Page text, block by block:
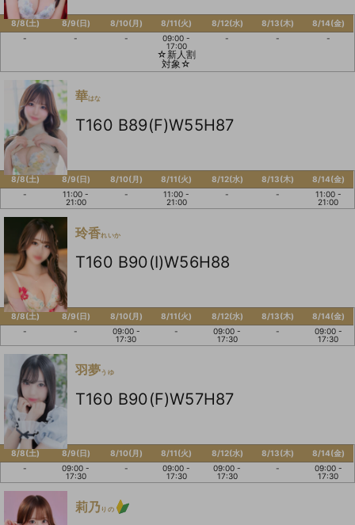
8/8(土)
-
8/9(日)
-
8/10(月)
-
8/11(火)
09:00 -
17:00
☆新人割
対象☆
8/12(水)
-
8/13(木)
-
8/14(金)
-
華はな
T160 B89(F)W55H87
8/8(土)
-
8/9(日)
11:00 -
21:00
8/10(月)
-
8/11(火)
11:00 -
21:00
8/12(水)
-
8/13(木)
-
8/14(金)
11:00 -
21:00
玲香れいか
T160 B90(I)W56H88
8/8(土)
-
8/9(日)
-
8/10(月)
09:00 -
17:30
8/11(火)
-
8/12(水)
09:00 -
17:30
8/13(木)
-
8/14(金)
09:00 -
17:30
羽夢うゆ
T160 B90(F)W57H87
8/8(土)
-
8/9(日)
09:00 -
17:30
8/10(月)
-
8/11(火)
09:00 -
17:30
8/12(水)
09:00 -
17:30
8/13(木)
-
8/14(金)
09:00 -
17:30
莉乃 りの